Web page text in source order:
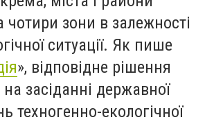
чотири зони в залежності
ситуації. Як пише
», відповідне рішення
засіданні державної
техногенно-екологічної